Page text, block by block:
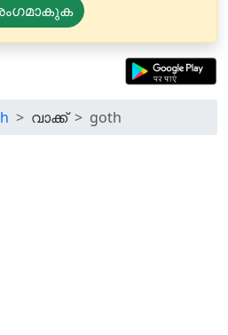
വാക്ക് goth